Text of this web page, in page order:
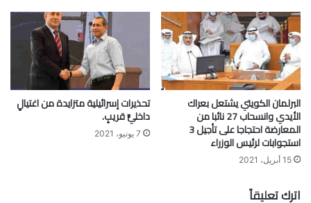
البرلمان الكويتي يشتعل بعراك
الأيدي وانسحاب 27 نائبا من
المعارضة احتجاجا على تأجيل 3
استجوابات لرئيس الوزراء
15 أبريل، 2021
تحذيرات إسرائيلية متزايدة من اغتيالٍ
داخليٍّ قريبٍ.
7 يونيو، 2021
اترك تعليقاً